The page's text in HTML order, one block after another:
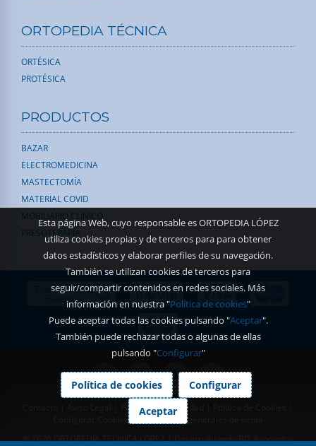
Esta página Web, cuyo responsable es ORTOPEDIA LÓPEZ
utiliza cookies propias y de terceros para para obtener
datos estadísticos y elaborar perfiles de su navegación.
También se utilizan cookies de terceros para
seguir/compartir contenidos en redes sociales. Más
información en nuestra "Política de cookies"
Puede aceptar todas las cookies pulsando "Aceptar".
También puede rechazar todas o algunas de ellas
pulsando "Configurar"
Política de cookies
Configurar
Aceptar
ORTOPEDIA TÉCNICA
ORTÉSICA
PROTÉSICA
PRODUCTOS
BAZAR
ELECTROMEDICINA
MASTECTOMÍA
MATERIAL COVID
MOBILIARIO CLÍNICO
PRESOTERAPIA
Política de Privacidad
|
Condiciones generales de venta
® 2026 ORTOPEDIA TÉCNICA LÓPEZ | Desarrollo web:BIT Asociados